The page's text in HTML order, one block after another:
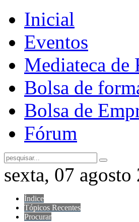
Inicial
Eventos
Mediateca de
Bolsa de
Bolsa de
Fórum
sexta, 07 agosto
Índice
Tópicos Recentes
Procurar